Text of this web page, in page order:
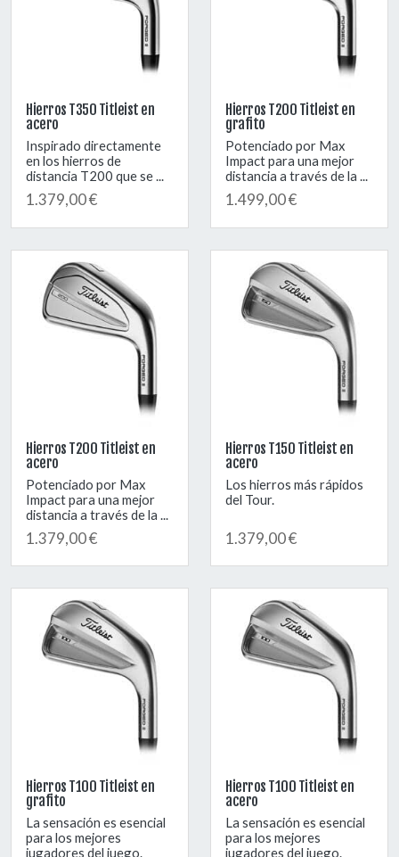
Hierros T350 Titleist en
acero
Inspirado directamente
en los hierros de
distancia T200 que se ...
1.379,00 €
Hierros T200 Titleist en
grafito
Potenciado por Max
Impact para una mejor
distancia a través de la ...
1.499,00 €
Hierros T200 Titleist en
acero
Potenciado por Max
Impact para una mejor
distancia a través de la ...
1.379,00 €
Hierros T150 Titleist en
acero
Los hierros más rápidos
del Tour.
1.379,00 €
Hierros T100 Titleist en
grafito
La sensación es esencial
para los mejores
jugadores del juego.
Hierros T100 Titleist en
acero
La sensación es esencial
para los mejores
jugadores del juego.